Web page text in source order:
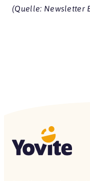
(Quelle: Newsletter